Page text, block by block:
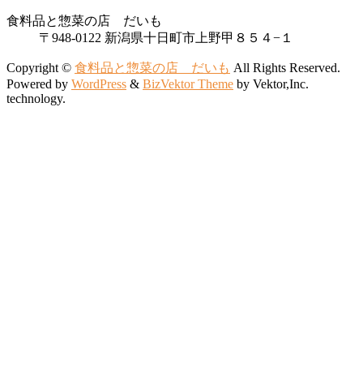
食料品と惣菜の店 だいも
〒948-0122 新潟県十日町市上野甲８５４−１
Copyright © 食料品と惣菜の店 だいも All Rights Reserved.
Powered by WordPress & BizVektor Theme by Vektor,Inc.
technology.